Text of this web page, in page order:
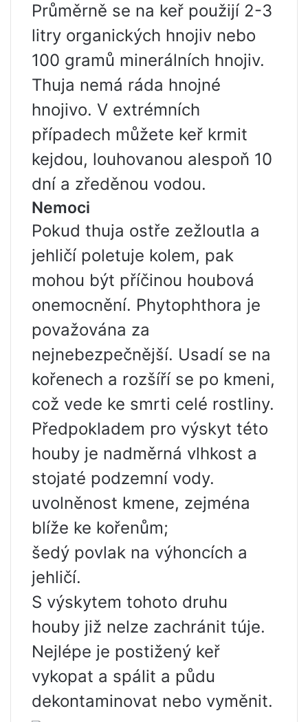
Průměrně se na keř použijí 2-3
litry organických hnojiv nebo
100 gramů minerálních hnojiv.
Thuja nemá ráda hnojné
hnojivo. V extrémních
případech můžete keř krmit
kejdou, louhovanou alespoň 10
dní a zředěnou vodou.
Nemoci
Pokud thuja ostře zežloutla a
jehličí poletuje kolem, pak
mohou být příčinou houbová
onemocnění. Phytophthora je
považována za
nejnebezpečnější. Usadí se na
kořenech a rozšíří se po kmeni,
což vede ke smrti celé rostliny.
Předpokladem pro výskyt této
houby je nadměrná vlhkost a
stojaté podzemní vody.
uvolněnost kmene, zejména
blíže ke kořenům;
šedý povlak na výhoncích a
jehličí.
S výskytem tohoto druhu
houby již nelze zachránit túje.
Nejlépe je postižený keř
vykopat a spálit a půdu
dekontaminovat nebo vyměnit.